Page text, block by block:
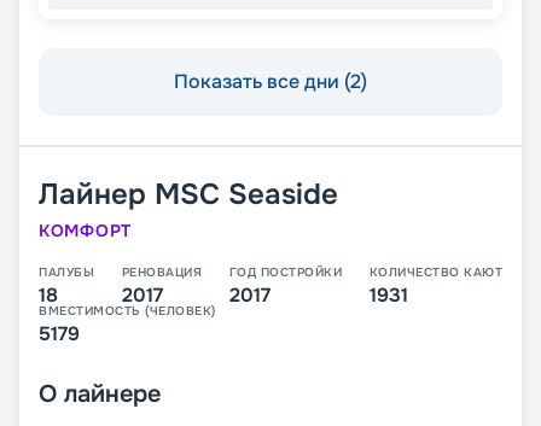
Показать все дни (2)
Лайнер MSC Seaside
КОМФОРТ
ПАЛУБЫ
18
РЕНОВАЦИЯ
2017
ГОД ПОСТРОЙКИ
2017
КОЛИЧЕСТВО КАЮТ
1931
ВМЕСТИМОСТЬ (ЧЕЛОВЕК)
5179
О лайнере